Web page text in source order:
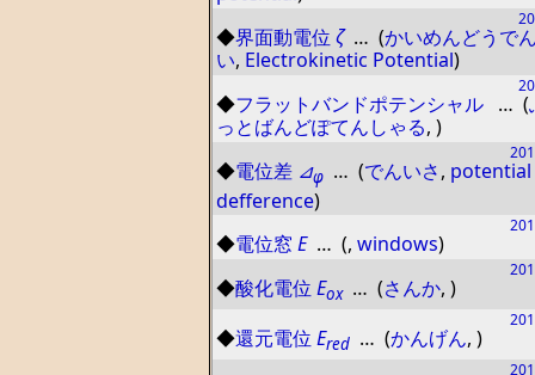
◆界面動電位ζ… (かいめんどうで
い, Electrokinetic Potential)
◆フラットバンドポテンシャル … (
っとばんどぽてんしゃる, )
◆電位差 ⊿φ … (でんいさ, potential
defference)
◆電位窓 E… (, windows)
◆酸化電位Eox… (さんか, )
◆還元電位Ered … (かんげん, )